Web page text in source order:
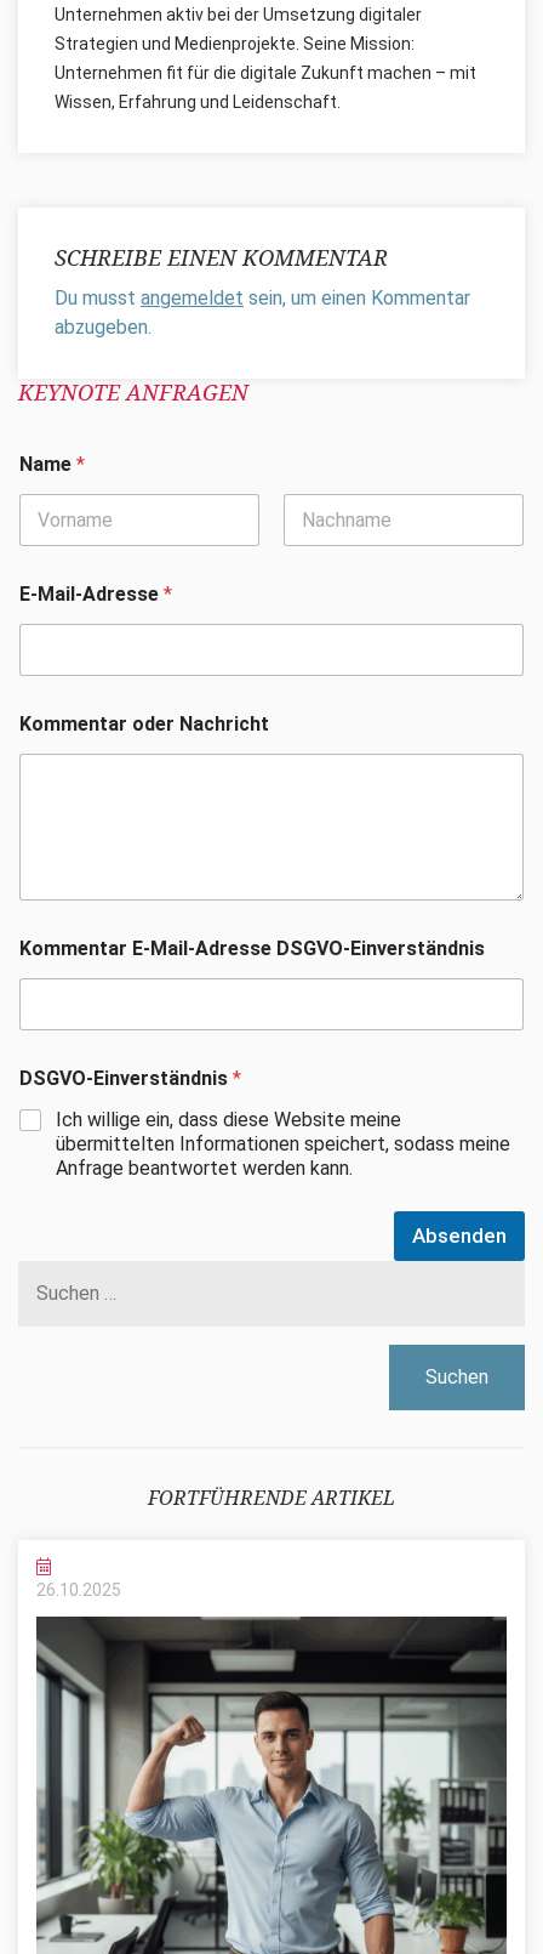
Unternehmen aktiv bei der Umsetzung digitaler
Strategien und Medienprojekte. Seine Mission:
Unternehmen fit für die digitale Zukunft machen – mit
Wissen, Erfahrung und Leidenschaft.
SCHREIBE EINEN KOMMENTAR
Du musst angemeldet sein, um einen Kommentar
abzugeben.
KEYNOTE ANFRAGEN
Name *
E-Mail-Adresse *
Kommentar oder Nachricht
Kommentar E-Mail-Adresse DSGVO-Einverständnis
DSGVO-Einverständnis *
Ich willige ein, dass diese Website meine
übermittelten Informationen speichert, sodass meine
Anfrage beantwortet werden kann.
Absenden
FORTFÜHRENDE ARTIKEL
26.10. 2025